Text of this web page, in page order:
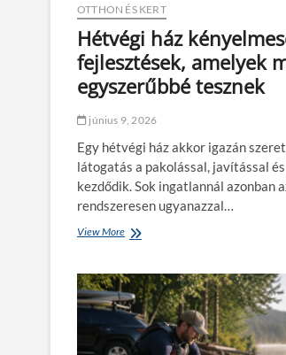
z
ú
t
?
ö
t
l
e
t
a
z
u
n
a
a
r
ó
f
ü
k
a
–
a
i
o
a
z
é
l
n
e
m
a
s
OTTHON ÉS KERT
Hétvégi ház
fejlesztések, amelyek
egyszerűbbé tesznek
június 9, 2026
Egy hétvégi ház akkor igazán
látogatás a pakolással, javítással
kezdődik. Sok ingatlannál azonban
rendszeresen ugyanazzal…
View More H
v
é
g
i
h